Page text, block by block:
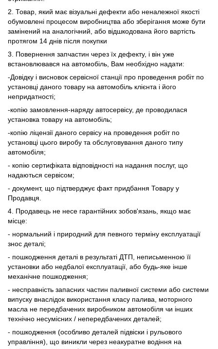
2. Товар, який має візуальні дефекти або неналежної якості
обумовлені процесом виробництва або зберігання може бути
замінений на аналогічний, або відшкодована його вартість
протягом 14 днів після покупки
3. Повернення запчастин через їх дефекту, і він уже
встановлювався на автомобіль, Вам необхідно надати:
-Довідку і висновок сервісної станції про проведення робіт по
установці даного товару на автомобіль клієнта і його
непридатності;
-копію замовлення-наряду автосервісу, де проводилася
установка товару на автомобіль;
-копію ліцензії даного сервісу на проведення робіт по
установці цього виробу та обслуговування даного типу
автомобіля;
- копію сертифіката відповідності на надання послуг, що
надаються сервісом;
- документ, що підтверджує факт придбання Товару у
Продавця.
4. Продавець не несе гарантійних зобов'язань, якщо має
місце:
- нормальний і природний для певного терміну експлуатації
знос деталі;
- пошкодження деталі в результаті ДТП, неписьменною її
установки або недбалої експлуатації, або будь-яке інше
механічне пошкодження;
- несправність запасних частин паливної системи або системи
випуску внаслідок використання класу палива, моторного
масла не передбачених виробником автомобіля чи інших
технічно несумісних / непередбачених деталей;
- пошкодження (особливо деталей підвіски і рульового
управління), що виникли через неакуратне водіння на